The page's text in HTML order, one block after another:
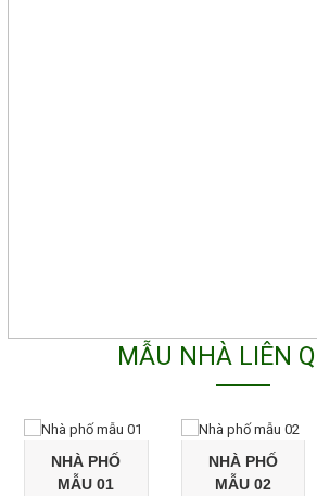
MẪU NHÀ LIÊN
NHÀ PHỐ
MẪU 01
NHÀ PHỐ
MẪU 02